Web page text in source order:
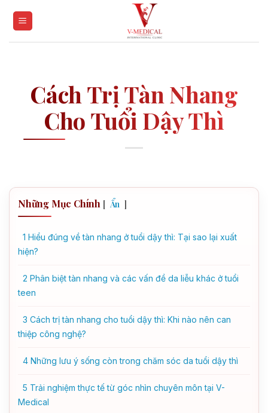
Cách Trị Tàn Nhang
Cho Tuổi Dậy Thì
Những Mục Chính [ Ẩn ]
1 Hiểu đúng về tàn nhang ở tuổi dậy thì: Tại sao lại xuất
hiện?
2 Phân biệt tàn nhang và các vấn đề da liễu khác ở tuổi
teen
3 Cách trị tàn nhang cho tuổi dậy thì: Khi nào nên can
thiệp công nghệ?
4 Những lưu ý sống còn trong chăm sóc da tuổi dậy thì
5 Trải nghiệm thực tế từ góc nhìn chuyên môn tại V-
Medical